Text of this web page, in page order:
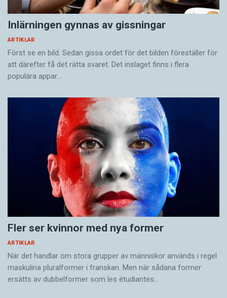
Inlärningen gynnas av gissningar
ARTIKLAR
Först se en bild. Sedan gissa ordet för det bilden föreställer för
att därefter få det rätta svaret. Det inslaget finns i flera
populära appar…
Fler ser kvinnor med nya former
ARTIKLAR
När det handlar om stora grupper av människor används i regel
maskulina pluralformer i franskan. Men när sådana ­former
ersätts av dubbel­former som les étudiantes…